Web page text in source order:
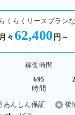
くらくリースプラン
月々 62,400 円～
稼働時間
695
時間
あんしん保証
後